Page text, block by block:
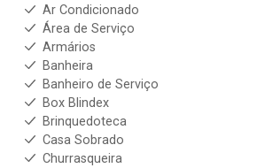
Ar Condicionado
Área de Serviço
Armários
Banheira
Banheiro de Serviço
Box Blindex
Brinquedoteca
Casa Sobrado
Churrasqueira